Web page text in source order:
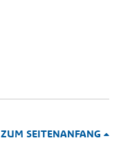
ZUM SEITENANFANG